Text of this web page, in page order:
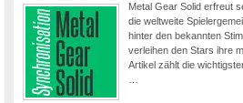
Metal Gear Solid erfreut
die weltweite
hinter den bekannten
verleihen den Stars ihre
Artikel zählt die